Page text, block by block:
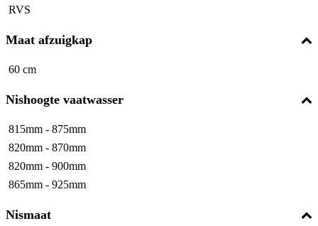
RVS
Maat afzuigkap
60 cm
Nishoogte vaatwasser
815mm - 875mm
820mm - 870mm
820mm - 900mm
865mm - 925mm
Nismaat